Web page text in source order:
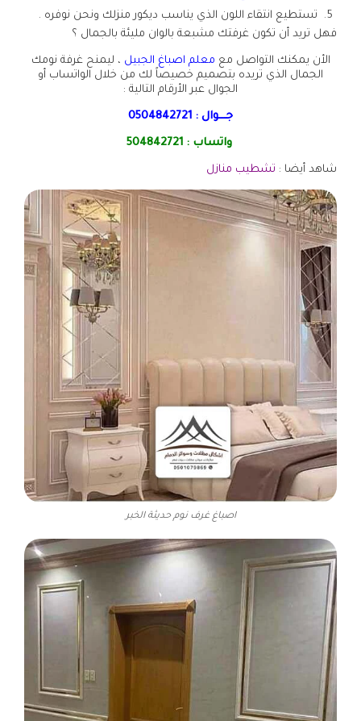
تستطيع انتقاء اللون الذي يناسب ديكور منزلك ونحن نوفره .
فهل تريد أن تكون غرفتك مشبعة بالوان مليئة بالجمال ؟
الأن يمكنك التواصل مع معلم اصباغ الجبيل ، ليمنح غرفة نومك
الجمال الذي تريده بتصميم خصيصاً لك من خلال الواتساب أو
الجوال عبر الأرقام التالية :
جـــوال : 0504842721
واتساب :504842721
شاهد أيضا : تشطيب منازل
اصباغ غرف نوم حديثة الخبر